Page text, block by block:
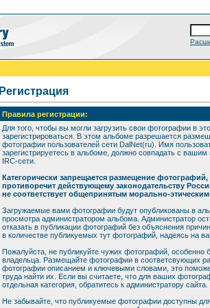
Регистрация
Правила регистрации:
Для того, чтобы вы могли загрузить свои фотографии в
зарегистрироваться. В этом альбоме разрешается
фотографии пользователей сети DalNet(ru). Имя
зарегистрируетесь в альбоме, должно совпадать с
IRC-сети.
Категорически запрещается размещение
противоречит действующему законодательству
не соответствует общепринятым морально-
Загружаемые вами фотографии будут опубликованы в
просмотра администратором альбома. Администратор
отказать в публикации фотографий без объяснения
в количестве публикуемых тут фотографий, надеясь на
Пожалуйста, не публикуйте чужих фотографий, особенно
владельца. Размещайте фотографии в соответсвующих
фотографии описанием и ключевыми словами, это
труда найти их. Если вы считаете, что для ваших
отдельная категория, обратитесь к администратору сайта.
Не забывайте, что публикуемые фотографии доступны